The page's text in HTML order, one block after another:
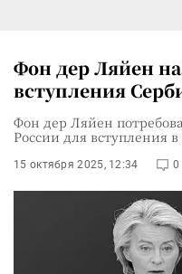
Фон дер Ляйен
вступления
Фон дер Ляйен
России для вступления
15 октября 2025, 12:34 0